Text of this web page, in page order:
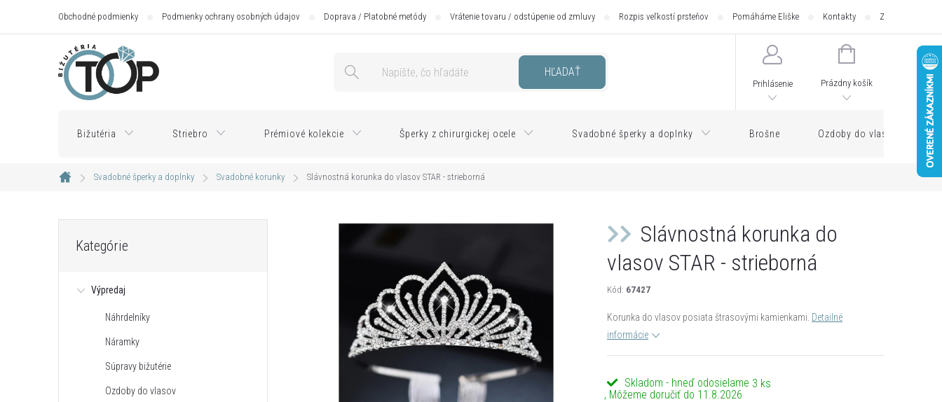
Obchodné podmienky Podmienky ochrany osobných údajov Doprava / Platobné metódy Vrátenie tovaru / odstúpenie od zmluvy Rozpis veľkostí prsteňov Pomáháme Eliške Kontakty Zásilkovna -
HĽADAŤ
Prihlásenie
NÁKUPNÝ
Prázdny košík
Bižutéria Striebro Prémiové kolekcie Šperky z chirurgickej ocele Svadobné šperky a doplnky Brošne Ozdoby do vlasov
Domov
Svadobné šperky a doplnky Svadobné korunky Slávnostná korunka do vlasov STAR - strieborná
kategórie
Kategórie
Výpredaj
Náhrdelníky
Náramky
Súpravy bižutérie
Ozdoby do vlasov
Slávnostná korunka do
vlasov STAR - strieborná
Kód: 67427
Korunka do vlasov posiata štrasovými kamienkami. Detailné
informácie
Skladom - hneď odosielame 3 ks
11.8.2026